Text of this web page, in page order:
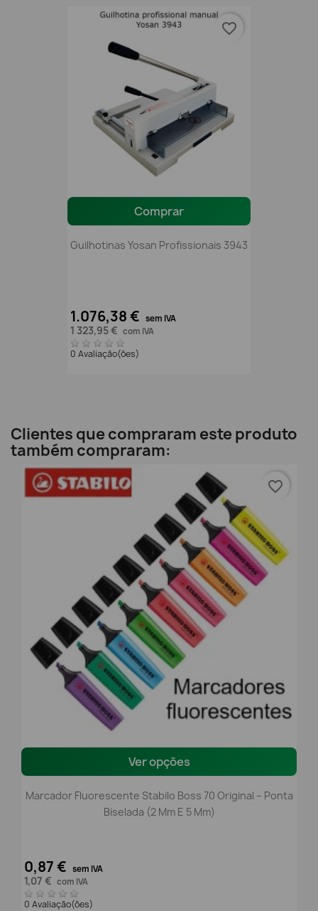
Comprar
Guilhotinas Yosan Profissionais 3943
1.076,38 € sem IVA
1 323,95 € com IVA
0 Avaliação(ões)
favorite_border
Clientes que compraram este produto
também compraram:
Ver opções
Marcador Fluorescente Stabilo Boss 70 Original – Ponta
Biselada (2 Mm E 5 Mm)
0,87 € sem IVA
1,07 € com IVA
0 Avaliação(ões)
favorite_border